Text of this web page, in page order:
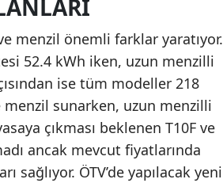
menzil önemli farklar yaratıyor.
52.4 kWh iken, uzun menzilli
ise tüm modeller 218
sunarken, uzun menzilli
çıkması beklenen T10F ve
ancak mevcut fiyatlarında
sağlıyor. ÖTV’de yapılacak yeni